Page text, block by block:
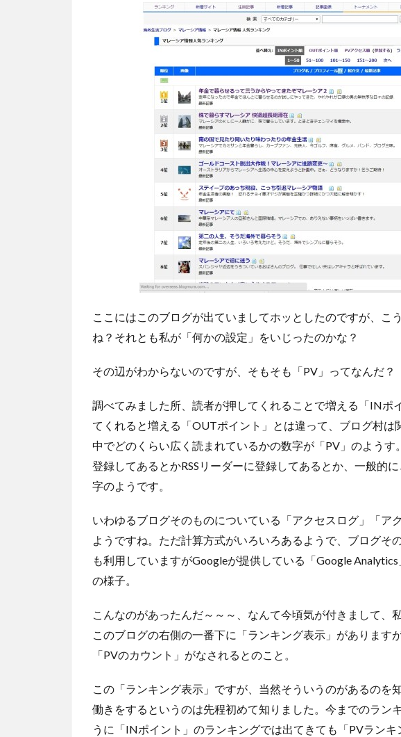
ここにはこのブログが出ていましてホッとしたのですが、こ
ね？それとも私が「何かの設定」をいじったのかな？
その辺がわからないのですが、そもそも「PV」ってなんだ？
調べてみました所、読者が押してくれることで増える「INポ
てくれると増える「OUTポイント」とは違って、ブログ村は
中でどのくらい広く読まれているかの数字が「PV」のよう
登録してあるとかRSSリーダーに登録してあるとか、一般的
字のようです。
いわゆるブログそのものについている「アクセスログ」「ア
ようですね。ただ計算方式がいろいろあるようで、ブログそ
も利用していますがGoogleが提供している「Google
の様子。
こんなのがあったんだ～～～、なんて今頃気が付きまして、
このブログの右側の一番下に「ランキング表示」があります
「PVのカウント」がなされるとのこと。
この「ランキング表示」ですが、当然そういうのがあるのを
働きをするというのは先程初めて知りました。今までのラン
うに「INポイント」のランキングでは出てきても「PVランキ